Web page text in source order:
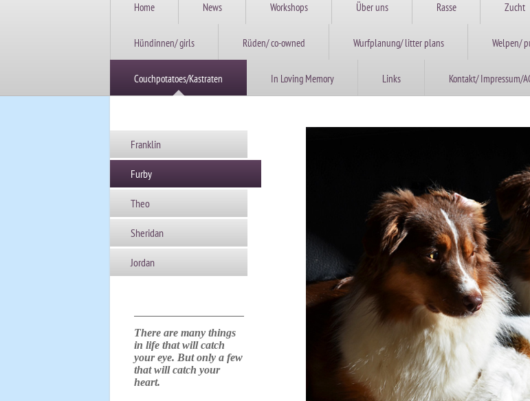
Home News Workshops Über uns Rasse Zucht
Hündinnen/ girls Rüden/ co-owned Wurfplanung/ litter plans Welpen/
Couchpotatoes/Kastraten In Loving Memory Links Kontakt/ Impressum/
Franklin
Furby
Theo
Sheridan
Jordan
There are many things
in life that will catch
your eye. But only a few
that will catch your
heart.